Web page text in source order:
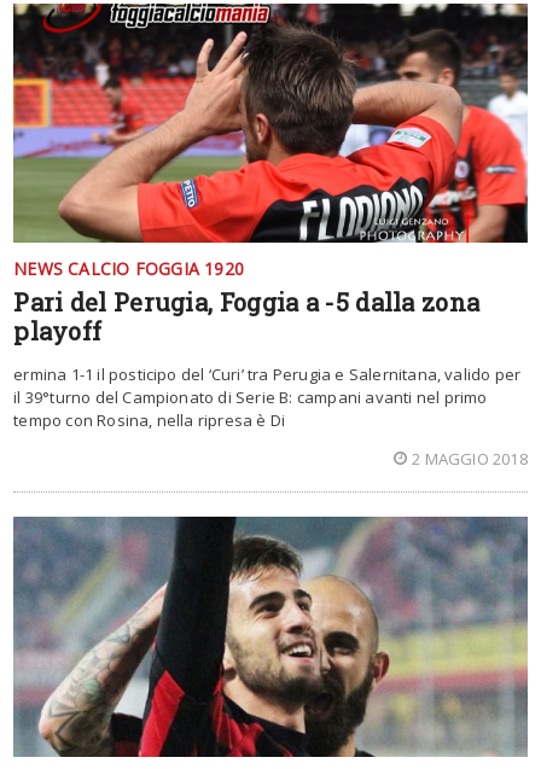
NEWS CALCIO FOGGIA 1920
Pari del Perugia, Foggia a -5 dalla zona
playoff
ermina 1-1 il posticipo del ‘Curi’ tra Perugia e Salernitana, valido per
il 39°turno del Campionato di Serie B: campani avanti nel primo
tempo con Rosina, nella ripresa è Di
2 MAGGIO 2018